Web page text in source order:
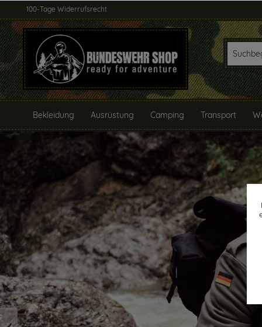
100-Tage Widerrufsrecht
Bekleidung Ausrüstung Camping Transport